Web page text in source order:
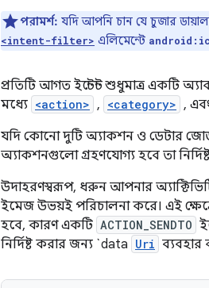
পরামর্শ: যদি আপনি চান যে চুজার
<intent-filter> এলিমেন্টে
প্রতিটি আগত ইন্টেন্ট শুধুমাত্র একটি
মধ্যে <action> , <category> ,
যদি কোনো দুটি অ্যাকশন ও ডেটার
অ্যাকশনগুলো গ্রহণযোগ্য হবে তা
উদাহরণস্বরূপ, ধরুন আপনার
ইমেজ উভয়ই পরিচালনা করে। এই
হবে, কারণ একটি ACTION_SENDTO
নির্দিষ্ট করার জন্য `data Uri ব্যবহার